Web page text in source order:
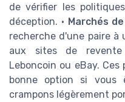
de vérifier les
déception. • Marchés
recherche d'une paire à
aux sites de revente
Leboncoin ou eBay.
bonne option si
crampons légèrement